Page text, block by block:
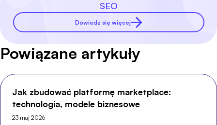
SEO
Dowiedz się więcej
Powiązane artykuły
Jak zbudować platformę marketplace:
technologia, modele biznesowe
23 maj 2026